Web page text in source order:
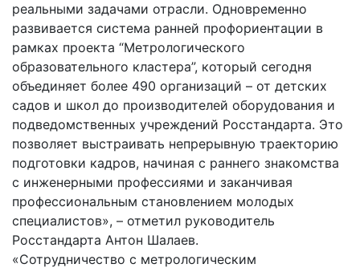
реальными задачами отрасли. Одновременно
развивается система ранней профориентации в
рамках проекта “Метрологического
образовательного кластера”, который сегодня
объединяет более 490 организаций – от детских
садов и школ до производителей оборудования и
подведомственных учреждений Росстандарта. Это
позволяет выстраивать непрерывную траекторию
подготовки кадров, начиная с раннего знакомства
с инженерными профессиями и заканчивая
профессиональным становлением молодых
специалистов», – отметил руководитель
Росстандарта Антон Шалаев.
«Сотрудничество с метрологическим